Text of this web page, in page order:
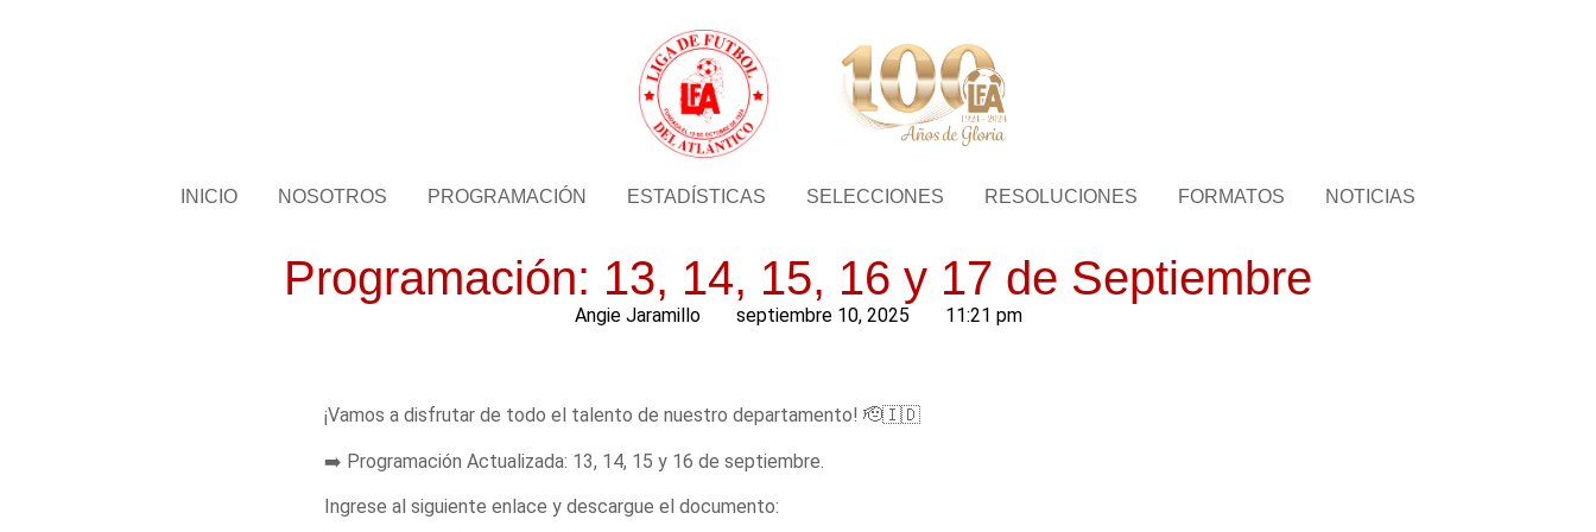
INICIO NOSOTROS PROGRAMACIÓN ESTADÍSTICAS SELECCIONES RESOLUCIONES FORMATOS NOTICIAS
Programación: 13, 14, 15, 16 y 17 de Septiembre
Angie Jaramillo septiembre 10, 2025 11:21 pm
¡Vamos a disfrutar de todo el talento de nuestro departamento! 🫡🇮🇩
➡️ Programación Actualizada: 13, 14, 15 y 16 de septiembre.
Ingrese al siguiente enlace y descargue el documento: